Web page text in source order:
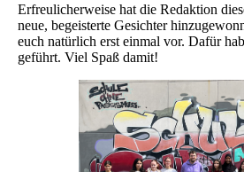
Erfreulicherweise hat die Redaktion
neue, begeisterte Gesichter
euch natürlich erst einmal vor. Dafür
geführt. Viel Spaß damit!